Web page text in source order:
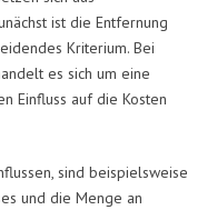
ist die Entfernung
Kriterium. Bei
es sich um eine
Einfluss auf die Kosten
sind beispielsweise
und die Menge an